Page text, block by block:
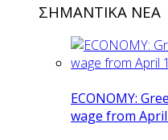
ΣΗΜΑΝΤΙΚΑ ΝΕΑ
ECONOMY:
wage from April